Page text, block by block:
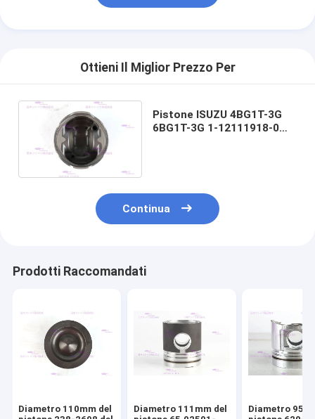
Ottieni Il Miglior Prezzo Per
Pistone ISUZU 4BG1T-3G
6BG1T-3G 1-12111918-0
Continua
Prodotti Raccomandati
Diametro 110mm del
Diametro 111mm del
Diametro